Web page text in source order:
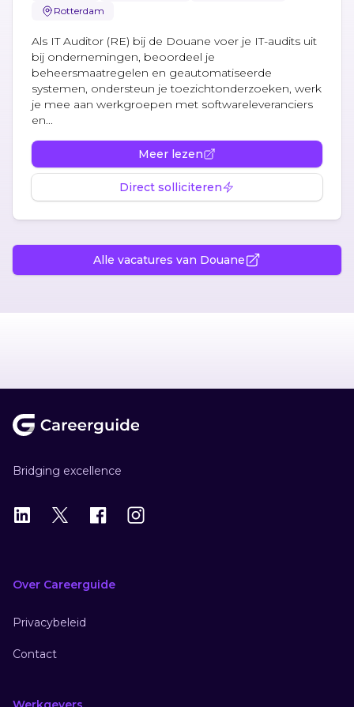
Rotterdam
Als IT Auditor (RE) bij de Douane voer je IT-audits uit
bij ondernemingen, beoordeel je
beheersmaatregelen en geautomatiseerde
systemen, ondersteun je toezichtonderzoeken, werk
je mee aan werkgroepen met softwareleveranciers
en...
Meer lezen
Direct solliciteren
Alle vacatures van Douane
Bridging excellence
LinkedIn
X Instagram
Over Careerguide
Privacybeleid
Contact